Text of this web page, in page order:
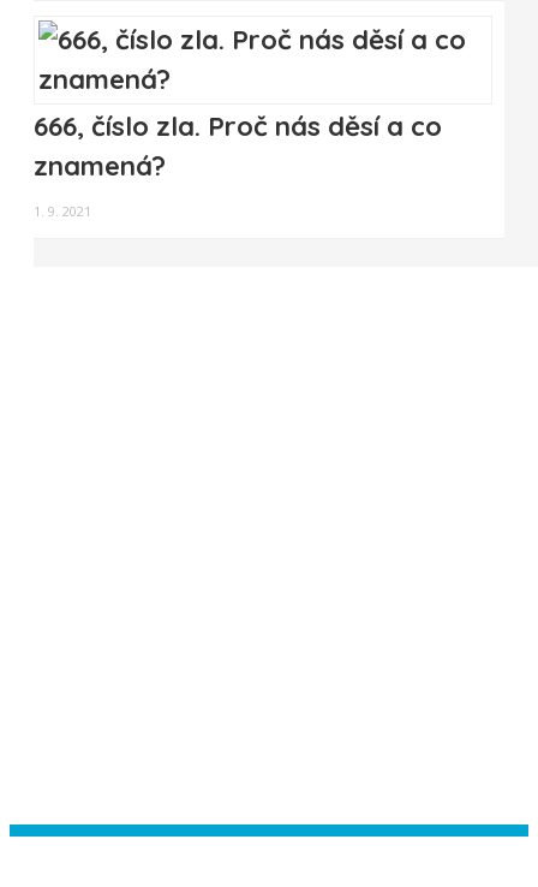
666, číslo zla. Proč nás děsí a co
znamená?
1. 9. 2021